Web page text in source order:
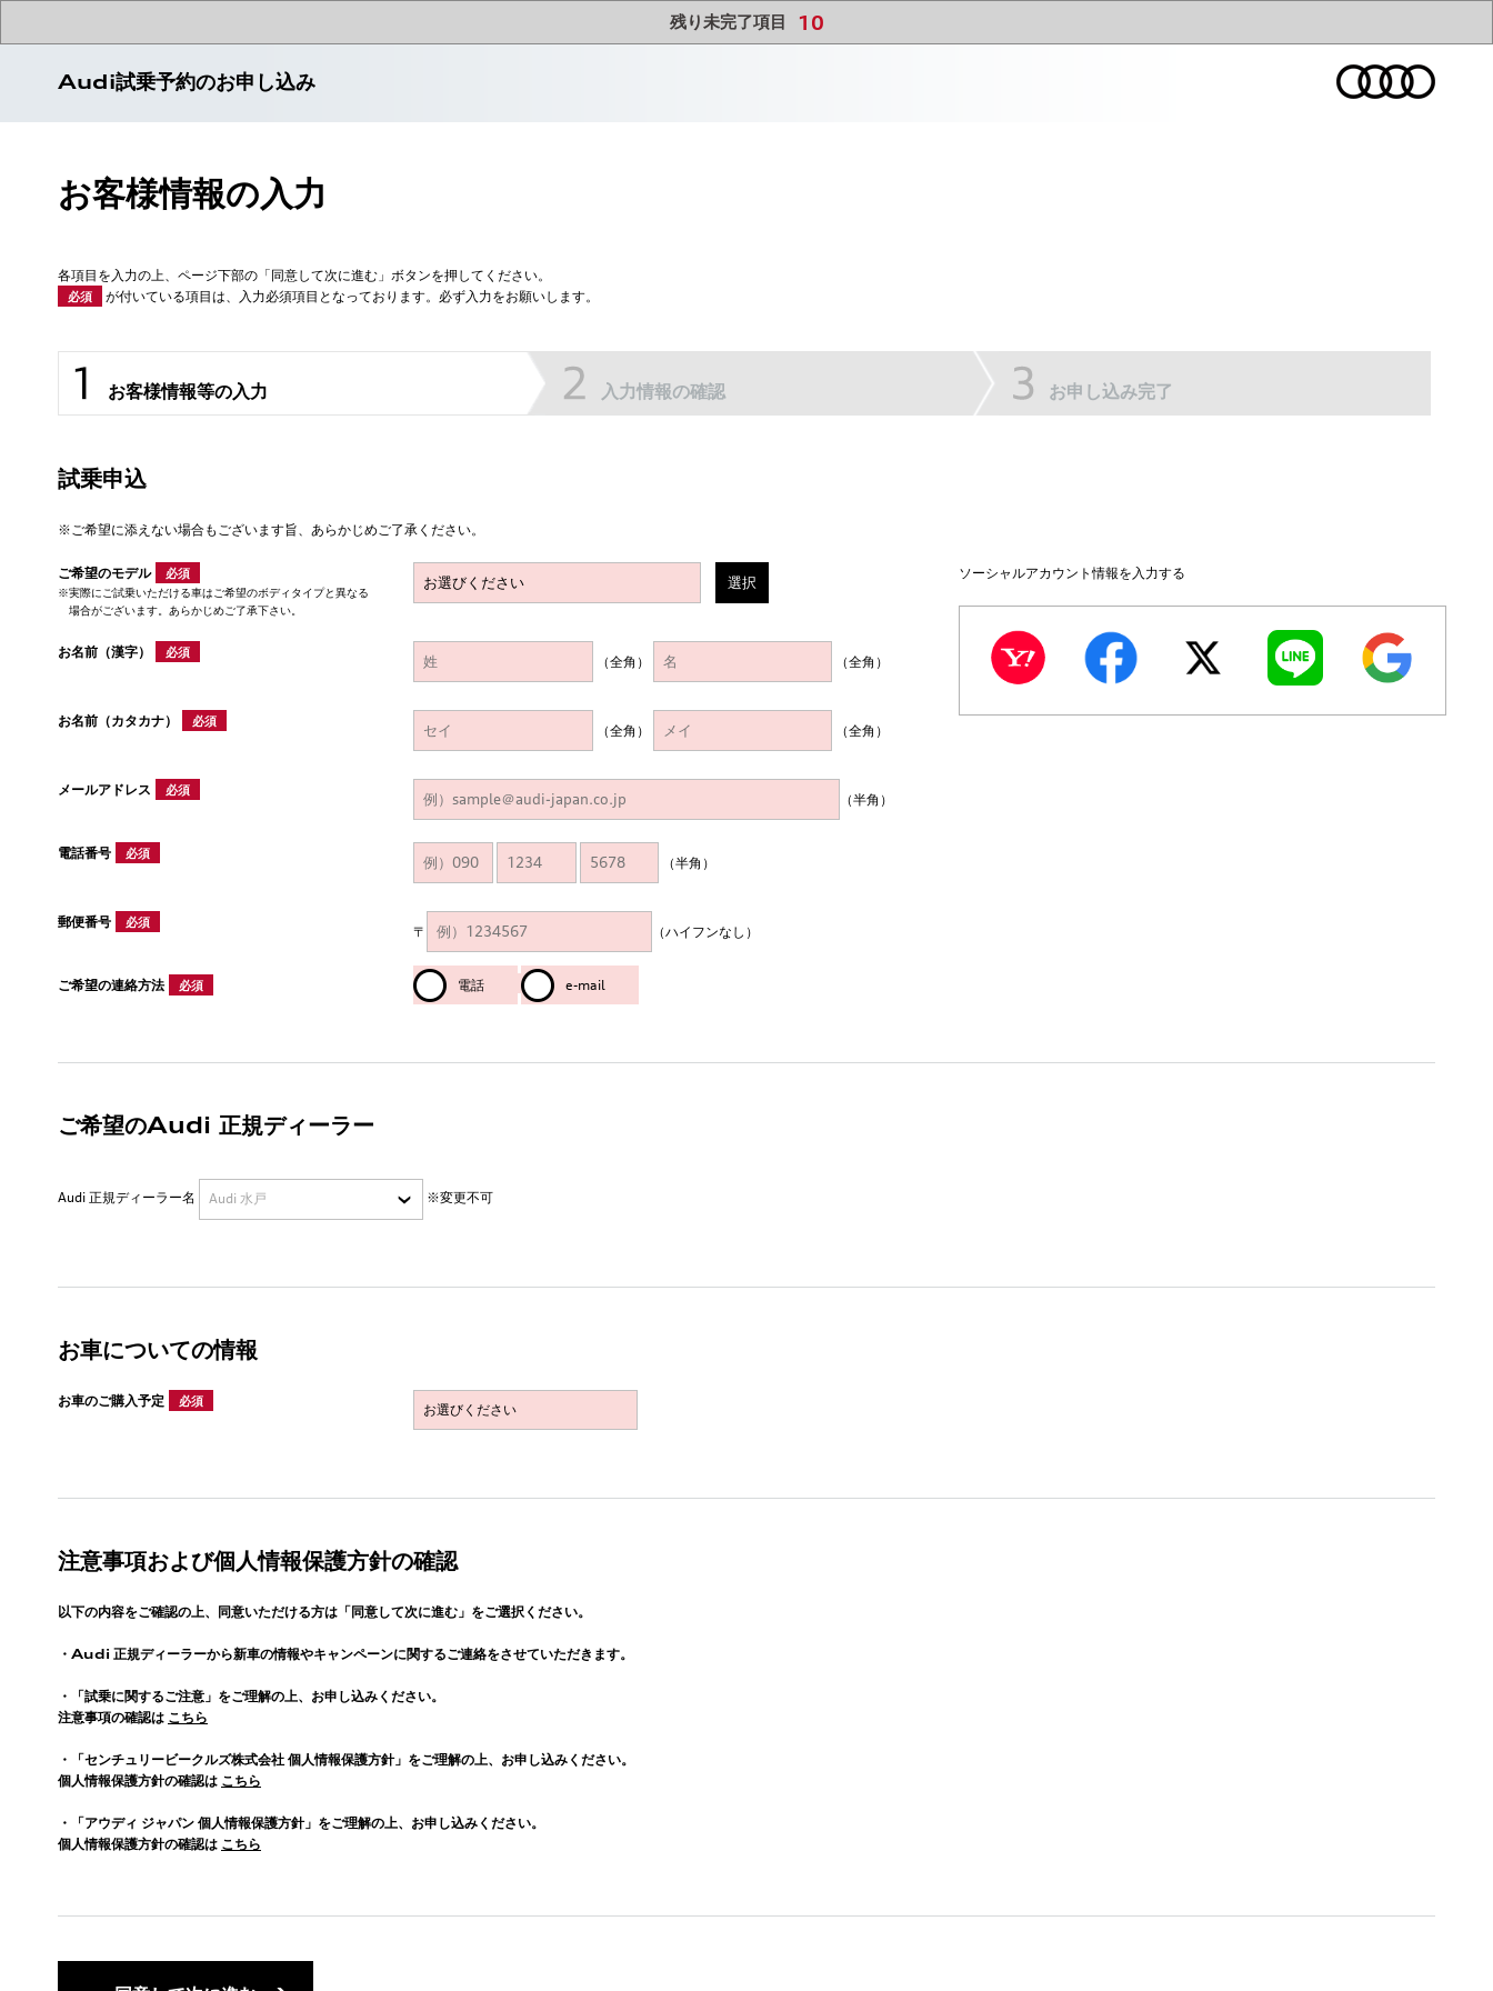
Audi試乗予約のお申し込み
お客様情報の入力
各項目を入力の上、ページ下部の「同意して次に進む」ボタンを押してください。
必須 が付いている項目は、入力必須項目となっております。必ず入力をお願いします。
お客様情報等の入力 入力情報の確認 お申し込み完了
試乗申込
※ご希望に添えない場合もございます旨、あらかじめご了承ください。
ソーシャルアカウント情報を入力する
ご希望のモデル 必須
実際にご試乗いただける車はご希望のボディタイプと異なる
場合がございます。あらかじめご了承下さい。
選択
お名前（漢字） 必須
（全角） （全角）
お名前（カタカナ） 必須
（全角） （全角）
メールアドレス 必須
（半角）
電話番号 必須
（半角）
郵便番号 必須
〒 （ハイフンなし）
ご希望の連絡方法 必須 電話 e-mail
ご希望のAudi 正規ディーラー
Audi 正規ディーラー名 ※変更不可
お車についての情報
お車のご購入予定 必須
注意事項および個人情報保護方針の確認
以下の内容をご確認の上、同意いただける方は「同意して次に進む」をご選択ください。
・ Audi 正規ディーラーから新車の情報やキャンペーンに関するご連絡をさせていただきます。
・「試乗に関するご注意」をご理解の上、お申し込みください。
注意事項の確認は こちら
・「センチュリービークルズ株式会社 個人情報保護方針」をご理解の上、お申し込みください。
個人情報保護方針の確認は こちら
・「アウディ ジャパン 個人情報保護方針」をご理解の上、お申し込みください。
個人情報保護方針の確認は こちら
残り未完了項目 10